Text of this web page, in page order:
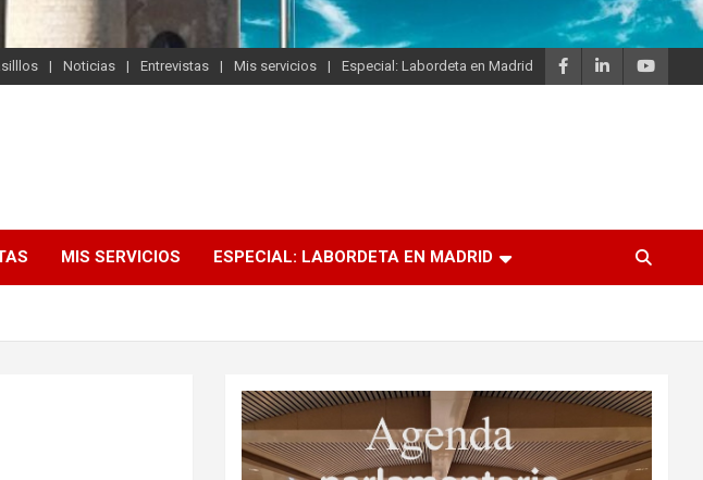
Noticias Entrevistas Mis servicios Especial: Labordeta en Madrid
MIS SERVICIOS ESPECIAL: LABORDETA EN MADRID